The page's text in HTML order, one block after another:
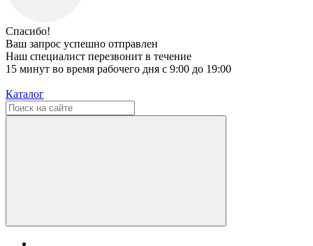
Спасибо!
Ваш запрос успешно отправлен
Наш специалист перезвонит в течение
15 минут во время рабочего дня с 9:00 до 19:00
Каталог